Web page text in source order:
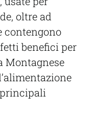
oltre ad
contengono
benefici per
Montagnese